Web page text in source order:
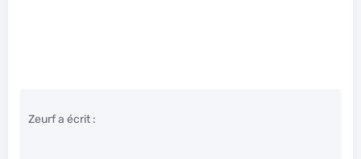
Zeurf a écrit :